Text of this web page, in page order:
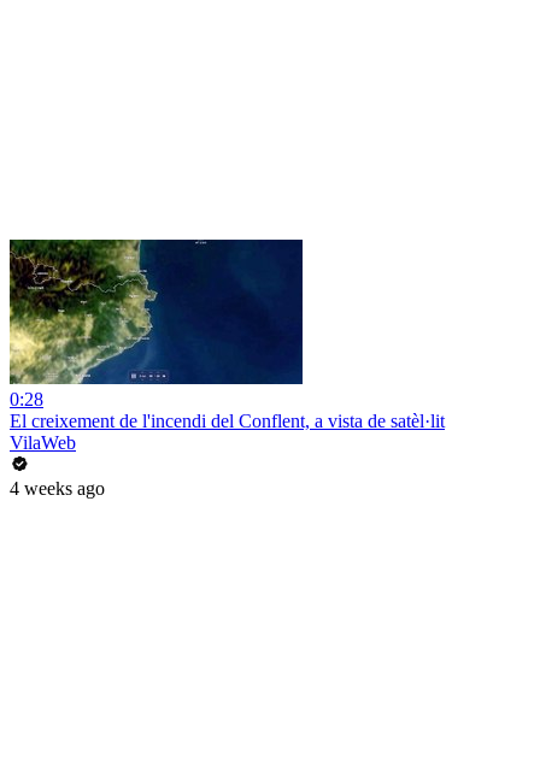
0:28
El creixement de l'incendi del Conflent, a vista de satèl·lit
VilaWeb
4 weeks ago